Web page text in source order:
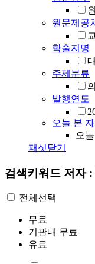
원문제공
학술지명
주제분류
발행연도
오늘 본
오
패싯닫기
검색키워드 저자
전체선택
무료
기관내 무료
유료